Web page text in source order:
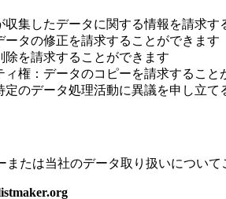
収集したデータに関する情報を請求す
ータの修正を請求することができます
除を請求することができます
ィ権：データのコピーを請求すること
定のデータ処理活動に異議を申し立て
または当社のデータ取り扱いについ